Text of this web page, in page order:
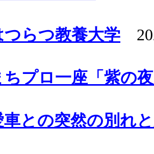
つらつ教養大学
ちプロ一座「紫の
車との突然の別れ